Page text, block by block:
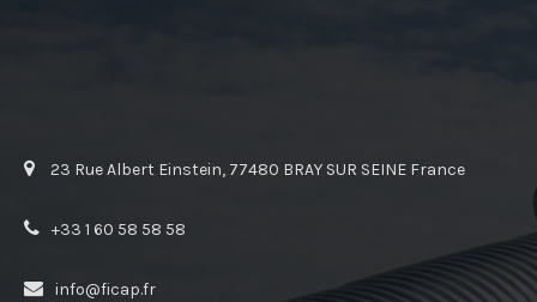
23 Rue Albert Einstein, 77480 BRAY SUR SEINE France
+33 1 60 58 58 58
info@ficap.fr